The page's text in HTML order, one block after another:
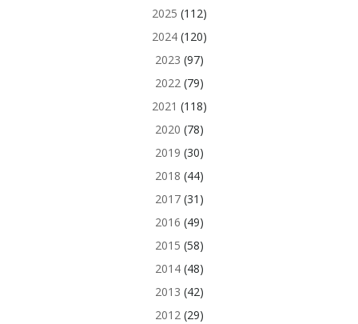
2025 (112)
2024(120)
2023 (97)
2022(79)
2021 (118)
2020 (78)
2019 (30)
2018 (44)
2017(31)
2016 (49)
2015 (58)
2014(48)
2013 (42)
2012(29)